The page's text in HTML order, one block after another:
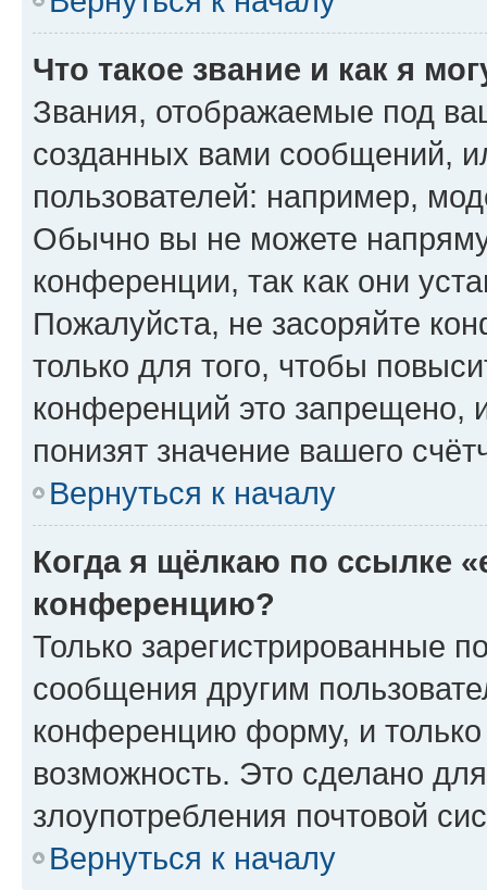
Что такое звание и как я
Звания, отображаемые под
созданных вами сообщений,
пользователей: например,
Обычно вы не можете
конференции, так как они
Пожалуйста, не засоряйте
только для того, чтобы
конференций это запрещено,
понизят значение вашего
Вернуться к началу
Когда я щёлкаю по ссылке
конференцию?
Только зарегистрированные
сообщения другим
конференцию форму, и
возможность. Это сделано
злоупотребления почтовой
Вернуться к началу